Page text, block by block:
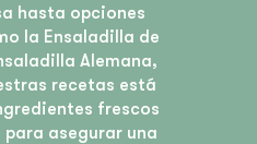
hasta opciones
la Ensaladilla de
Alemana,
recetas está
frescos
asegurar una